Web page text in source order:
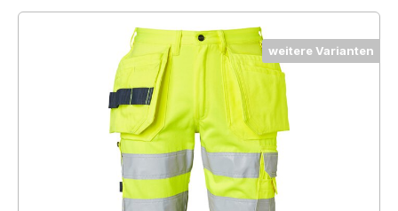
weitere Varianten